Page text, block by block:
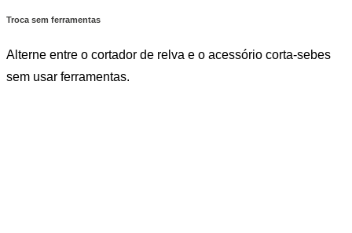
Troca sem ferramentas
Alterne entre o cortador de relva e o acessório corta-sebes
sem usar ferramentas.